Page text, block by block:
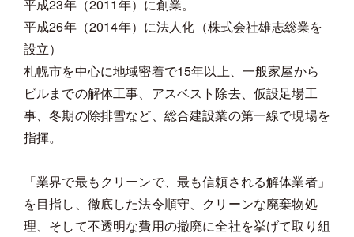
平成23年（2011年）に創業。
平成26年（2014年）に法人化（株式会社雄志総業を
設立）
札幌市を中心に地域密着で15年以上、一般家屋から
ビルまでの解体工事、アスベスト除去、仮設足場工
事、冬期の除排雪など、総合建設業の第一線で現場を
指揮。
「業界で最もクリーンで、最も信頼される解体業者」
を目指し、徹底した法令順守、クリーンな廃棄物処
理、そして不透明な費用の撤廃に全社を挙げて取り組